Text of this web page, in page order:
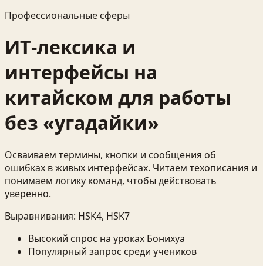
Профессиональные сферы
ИТ‑лексика и
интерфейсы на
китайском для работы
без «угадайки»
Осваиваем термины, кнопки и сообщения об
ошибках в живых интерфейсах. Читаем техописания и
понимаем логику команд, чтобы действовать
уверенно.
Выравнивания: HSK4, HSK7
Высокий спрос на уроках Бонихуа
Популярный запрос среди учеников